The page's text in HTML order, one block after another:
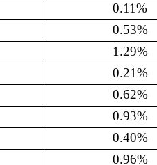
0.11%
0.53%
1.29%
0.21%
0.62%
0.93%
0.40%
0.96%